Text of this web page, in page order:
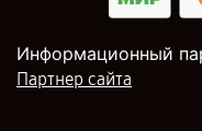
Информационный
Партнер сайта